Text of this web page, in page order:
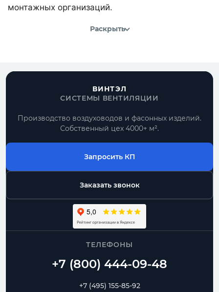
монтажных организаций.
Раскрыть
ВИНТЭЛ
СИСТЕМЫ ВЕНТИЛЯЦИИ
Производство воздуховодов и фасонных изделий.
Собственный цех 4000+ м².
Запросить КП
Заказать звонок
ТЕЛЕФОНЫ
+7 (495) 155-85-92